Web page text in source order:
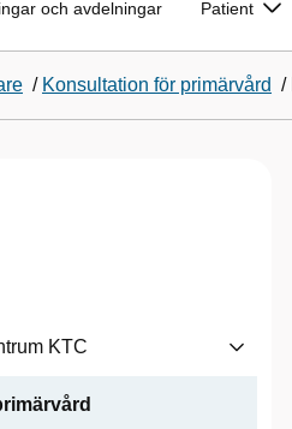
och avdelningar Patient
/ Konsultation för primärvård /
KTC